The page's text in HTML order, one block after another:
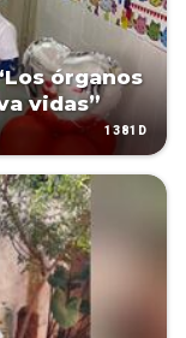
órganos
vidas”
1381D